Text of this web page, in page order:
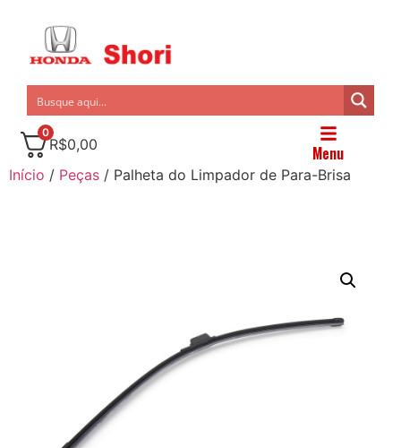
0
R$0,00 Menu
Início / Peças / Palheta do Limpador de Para-Brisa